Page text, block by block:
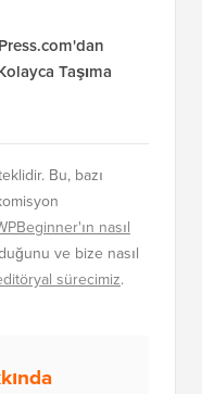
Taşıma
Bu, bazı
nasıl
ve bize nasıl
sürecimiz.